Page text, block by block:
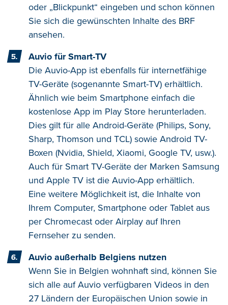
oder „Blickpunkt“ eingeben und schon können
Sie sich die gewünschten Inhalte des BRF
ansehen.
Auvio für Smart-TV
Die Auvio-App ist ebenfalls für internetfähige
TV-Geräte (sogenannte Smart-TV) erhältlich.
Ähnlich wie beim Smartphone einfach die
kostenlose App im Play Store herunterladen.
Dies gilt für alle Android-Geräte (Philips, Sony,
Sharp, Thomson und TCL) sowie Android TV-
Boxen (Nvidia, Shield, Xiaomi, Google TV, usw.).
Auch für Smart TV-Geräte der Marken Samsung
und Apple TV ist die Auvio-App erhältlich.
Eine weitere Möglichkeit ist, die Inhalte von
Ihrem Computer, Smartphone oder Tablet aus
per Chromecast oder Airplay auf Ihren
Fernseher zu senden.
Auvio außerhalb Belgiens nutzen
Wenn Sie in Belgien wohnhaft sind, können Sie
sich alle auf Auvio verfügbaren Videos in den
27 Ländern der Europäischen Union sowie in